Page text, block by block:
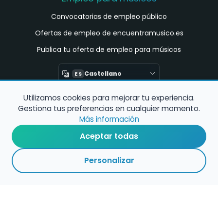
Convocatorias de empleo público
Ofertas de empleo de encuentramusico.es
Publica tu oferta de empleo para músicos
ES Castellano
Encuentra Músico
Buscador de Músicos
Encuentra Pianista Acompañante
Asesoría para músicos y docentes
Utilizamos cookies para mejorar tu experiencia.
Gestiona tus preferencias en cualquier momento.
Más información
Aceptar todas
Personalizar